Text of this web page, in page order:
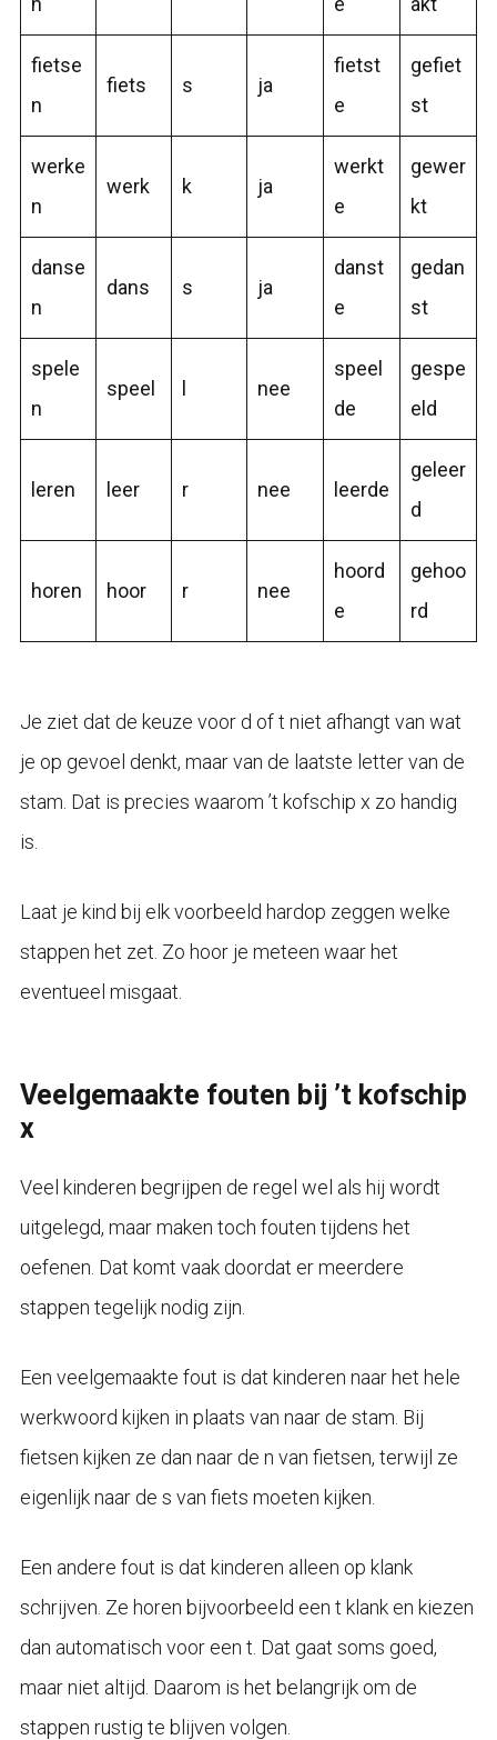
fietse
n
fiets s ja
fietst
e
gefiet
st
werke
n
werk k ja
werkt
e
gewer
kt
danse
n
dans s ja
danst
e
gedan
st
spele
n
speel l nee
speel
de
gespe
eld
leren leer r nee leerde
geleer
d
horen hoor r nee
hoord
e
gehoo
rd
Je ziet dat de keuze voor d of t niet afhangt van wat
je op gevoel denkt, maar van de laatste letter van de
stam. Dat is precies waarom ’t kofschip x zo handig
is.
Laat je kind bij elk voorbeeld hardop zeggen welke
stappen het zet. Zo hoor je meteen waar het
eventueel misgaat.
Veelgemaakte fouten bij ’t kofschip
x
Veel kinderen begrijpen de regel wel als hij wordt
uitgelegd, maar maken toch fouten tijdens het
oefenen. Dat komt vaak doordat er meerdere
stappen tegelijk nodig zijn.
Een veelgemaakte fout is dat kinderen naar het hele
werkwoord kijken in plaats van naar de stam. Bij
fietsen kijken ze dan naar de n van fietsen, terwijl ze
eigenlijk naar de s van fiets moeten kijken.
Een andere fout is dat kinderen alleen op klank
schrijven. Ze horen bijvoorbeeld een t klank en kiezen
dan automatisch voor een t. Dat gaat soms goed,
maar niet altijd. Daarom is het belangrijk om de
stappen rustig te blijven volgen.